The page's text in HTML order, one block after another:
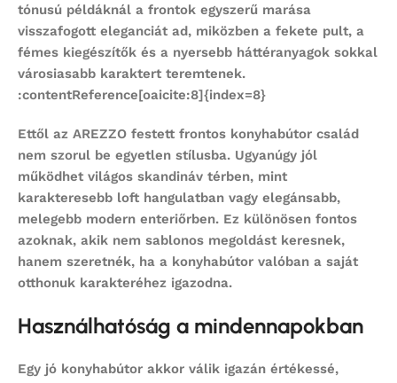
tónusú példáknál a frontok egyszerű marása
visszafogott eleganciát ad, miközben a fekete pult, a
fémes kiegészítők és a nyersebb háttéranyagok sokkal
városiasabb karaktert teremtenek.
:contentReference[oaicite:8]{index=8}
Ettől az AREZZO festett frontos konyhabútor család
nem szorul be egyetlen stílusba. Ugyanúgy jól
működhet világos skandináv térben, mint
karakteresebb loft hangulatban vagy elegánsabb,
melegebb modern enteriőrben. Ez különösen fontos
azoknak, akik nem sablonos megoldást keresnek,
hanem szeretnék, ha a konyhabútor valóban a saját
otthonuk karakteréhez igazodna.
Használhatóság a mindennapokban
Egy jó konyhabútor akkor válik igazán értékessé,